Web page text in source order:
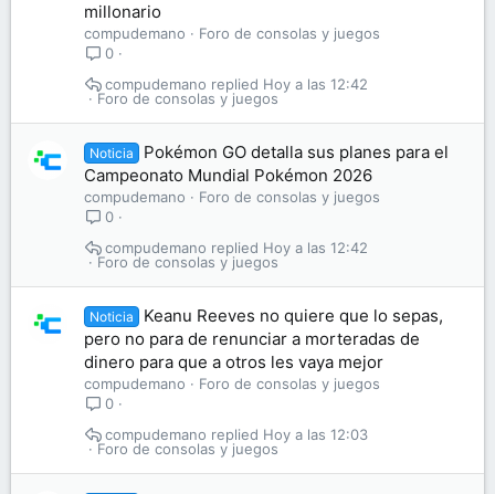
millonario
compudemano
Foro de consolas y juegos
0
Foro de consolas y juegos
Hoy a las 12:42
compudemano
Noticia
Pokémon GO detalla sus planes para el
Campeonato Mundial Pokémon 2026
compudemano
Foro de consolas y juegos
0
Foro de consolas y juegos
Hoy a las 12:42
compudemano
Noticia
Keanu Reeves no quiere que lo sepas,
pero no para de renunciar a morteradas de
dinero para que a otros les vaya mejor
compudemano
Foro de consolas y juegos
0
Foro de consolas y juegos
Hoy a las 12:03
compudemano